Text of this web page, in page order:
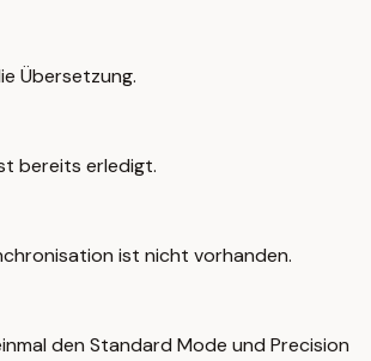
Übersetzung.
bereits erledigt.
ist nicht vorhanden.
den Standard Mode und Precision